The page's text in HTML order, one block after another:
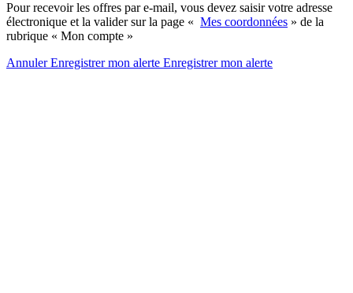
Pour recevoir les offres par e-mail, vous devez saisir votre adresse
électronique et la valider sur la page « Mes coordonnées » de la
rubrique « Mon compte »
AnnulerEnregistrer mon alerte Enregistrermon alerte